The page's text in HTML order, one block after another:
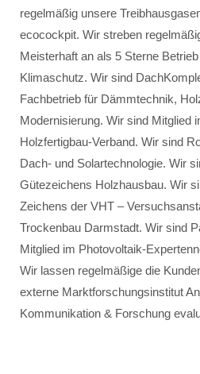
regelmäßig unsere
ecocockpit. Wir streben
Meisterhaft an als 5 Sterne
Klimaschutz. Wir sind
Fachbetrieb für Dämmtechnik,
Modernisierung. Wir sind Mitglied
Holzfertigbau-Verband. Wir sind
Dach- und Solartechnologie. Wir
Gütezeichens Holzhausbau. Wir
Zeichens der VHT –
Trockenbau Darmstadt. Wir sind
Mitglied im Photovoltaik-
Wir lassen regelmäßige die
externe Marktforschungsinstitut
Kommunikation & Forschung